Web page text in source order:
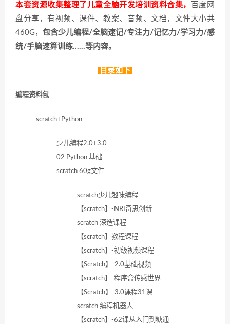
本套资源收集整理了儿童全脑开发培训资料合集，
百度网
盘分享，有视频、课件、教案、音频、文档，文件大小共
460G， 包含少儿编程/全脑速记/专注力/记忆力/学习力/感
统/手脑速算训练……等内容。
目录如下
编程资料包
scratch+Python
少儿编程2.0+3.0
02 Python 基础
scratch 60g文件
scratch少儿趣味编程
【scratch】-NRI奇思创新
scratch 深造课程
【scratch】教程课程
【scratch】-初级视频课程
【Scratch】-2.0基础视频
【scratch】-程序盒传感世界
【Scratch】-3.0课程31课
scratch 编程机器人
【scratch】-62课从入门到糖通